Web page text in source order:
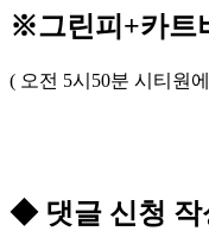
※그린피 +카트
( 오전 5시 50분 시티원
◆ 댓글 신청 작